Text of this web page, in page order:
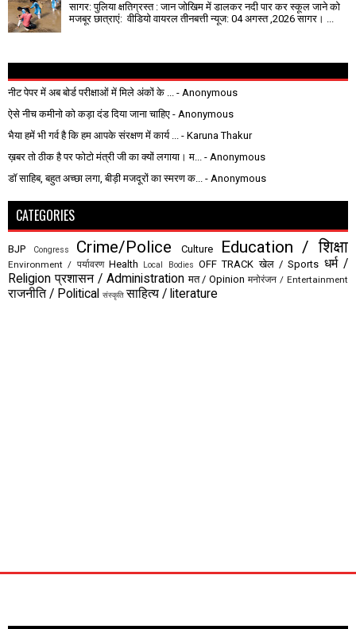
सागर: पुलिया क्षतिग्रस्त : जान जोखिम में डालकर नदी पार कर स्कूल जाने को
मजबूर छात्राएं: वीडियो वायरल तीनबत्ती न्यूज: 04 अगस्त ,2026 सागर। ...
नीट पेपर में अब बोर्ड परीक्षाओं में मिले अंकों के ...
- Anonymous
ऐसे नीच कमीनो को कड़ा दंड दिया जाना चाहिए - Anonymous
भैया हमें भी गर्व है कि हम आपके संरक्षण में कार्य ...
- Karuna Thakur
ख़बर तो ठीक है पर फोटो मंत्री जी का क्यों लगाया। म...
- Anonymous
डॉ साहिब, बहुत अच्छा लगा, बीड़ी मजदूरों का स्मरण क...
- Anonymous
CATEGORIES
BJP Congress Crime/Police Culture Education / शिक्षा
Environment / पर्यावरण Health Local Bodies OFF TRACK खेल / Sports धर्म /
Religion प्रशासन / Administration मत / Opinion मनोरंजन / Entertainment
राजनीति / Political संस्कृति साहित्य / literature